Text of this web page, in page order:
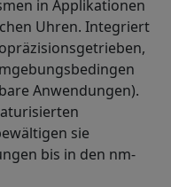
in Applikationen
Uhren. Integriert
Anwendungen).
sie
bis in den nm-